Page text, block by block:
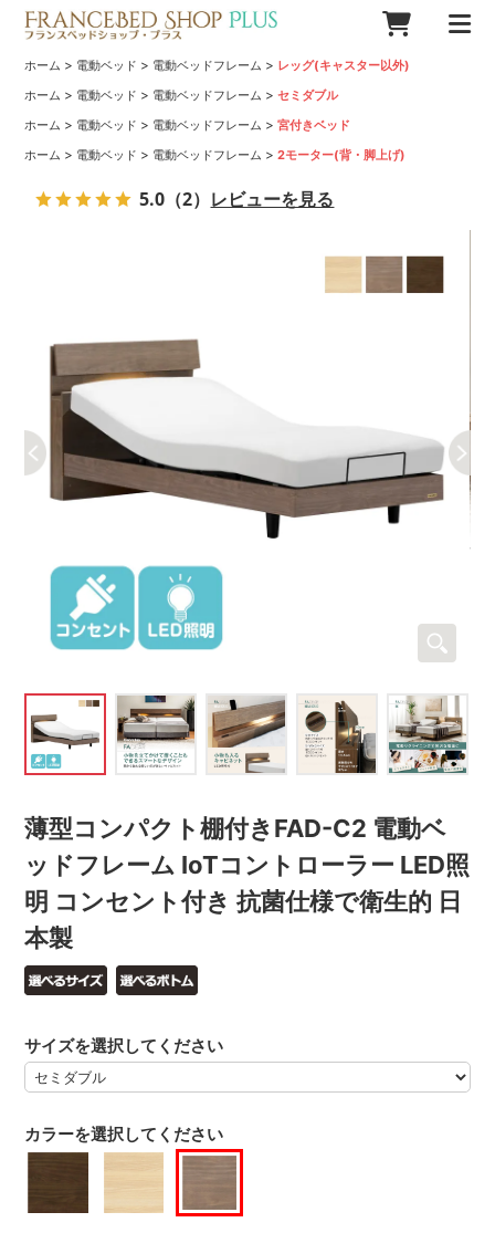
ホーム > 電動ベッド > 電動ベッドフレーム > レッグ(キャスター以外)
ホーム > 電動ベッド > 電動ベッドフレーム >セミダブル
ホーム > 電動ベッド > 電動ベッドフレーム >宮付きベッド
ホーム > 電動ベッド > 電動ベッドフレーム >2モーター(背・脚上げ)
薄型コンパクト棚付きFAD-C2 電動ベ
ッドフレーム IoTコントローラー LED照
明 コンセント付き 抗菌仕様で衛生的 日
本製
カラーを選択してください
サイズを選択してください
5.0 （2） レビューを見る